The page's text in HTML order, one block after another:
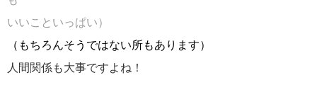
いいこといっぱい）
（もちろんそうではない所もあります）
人間関係も大事ですよね！